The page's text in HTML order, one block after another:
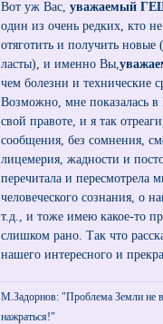
Вот уж Вас,уважаемый
один из очень редких, кто
отяготить и получить
ласты), и именно Вы,
чем болезни и технические
Возможно, мне показалась
свой правоте, и я так
сообщения, без сомнения,
лицемерия, жадности и
перечитала и
человеческого сознания, о
т.д., и тоже имею какое-то
слишком рано. Так что
нашего интересного и
М.Задорнов: "Проблема Земли не
нажраться!"